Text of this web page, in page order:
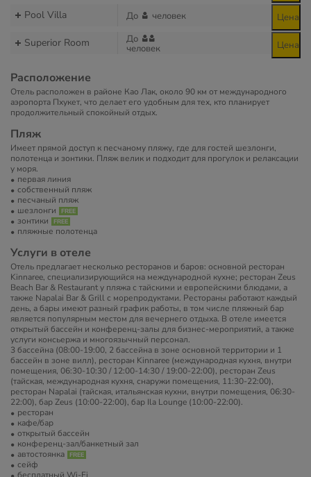
Pool Villa До человек Цена
Superior Room До
человек Цена
Расположение
Отель расположен в районе Као Лак, около 90 км от международного
аэропорта Пхукет, что делает его удобным для тех, кто планирует
продолжительный спокойный отдых.
Пляж
Имеет прямой доступ к песчаному пляжу, где для гостей шезлонги,
полотенца и зонтики. Пляж велик и подходит для прогулок и релаксации
у моря.
первая линия
собственный пляж
песчаный пляж
шезлонги
зонтики
пляжные полотенца
Услуги в отеле
Отель предлагает несколько ресторанов и баров: основной ресторан
Kinnaree, специализирующийся на международной кухне; ресторан Zeus
Beach Bar & Restaurant у пляжа с тайскими и европейскими блюдами, а
также Napalai Bar & Grill с морепродуктами. Рестораны работают каждый
день, а бары имеют разный график работы, в том числе пляжный бар
является популярным местом для вечернего отдыха. В отеле имеется
открытый бассейн и конференц-залы для бизнес-мероприятий, а также
услуги консьержа и многоязычный персонал.
3 бассейна (08:00-19:00, 2 бассейна в зоне основной территории и 1
бассейн в зоне вилл), ресторан Kinnaree (международная кухня, внутри
помещения, 06:30-10:30 / 12:00-14:30 / 19:00-22:00), ресторан Zeus
(тайская, международная кухня, снаружи помещения, 11:30-22:00),
ресторан Napalai (тайская, итальянская кухни, внутри помещения, 06:30-
22:00), бар Zeus (10:00-22:00), бар Ila Lounge (10:00-22:00).
ресторан
кафе/бар
открытый бассейн
конференц-зал/банкетный зал
автостоянка
сейф